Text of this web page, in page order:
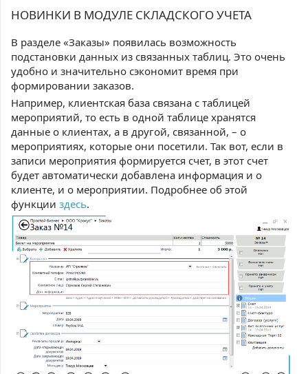
НОВИНКИ В МОДУЛЕ СКЛАДСКОГО УЧЕТА
В разделе «Заказы» появилась возможность
подстановки данных из связанных таблиц. Это очень
удобно и значительно сэкономит время при
формировании заказов.
Например, клиентская база связана с таблицей
мероприятий, то есть в одной таблице хранятся
данные о клиентах, а в другой, связанной, – о
мероприятиях, которые они посетили. Так вот, если в
записи мероприятия формируется счет, в этот счет
будет автоматически добавлена информация и о
клиенте, и о мероприятии. Подробнее об этой
функции здесь.